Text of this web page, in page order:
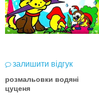
залишити відгук
розмальовки водяні
цуценя